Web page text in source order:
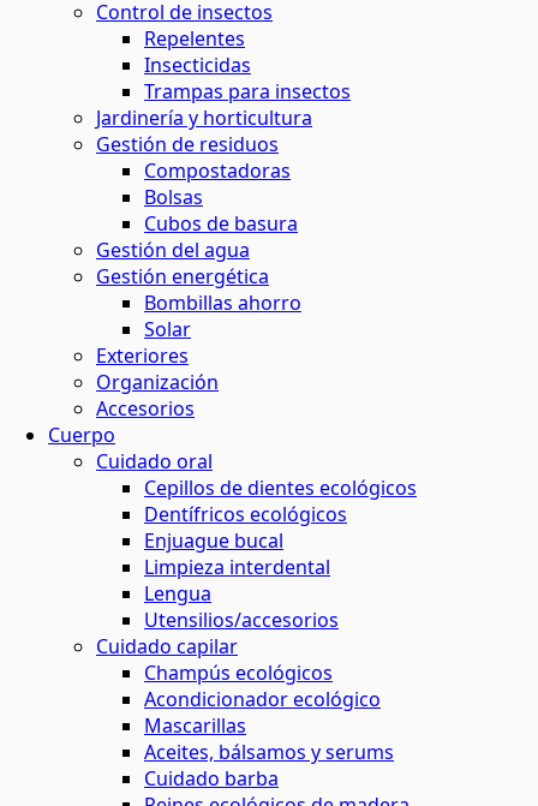
Control de insectos
Repelentes
Insecticidas
Trampas para insectos
Jardinería y horticultura
Gestión de residuos
Compostadoras
Bolsas
Cubos de basura
Gestión del agua
Gestión energética
Bombillas ahorro
Solar
Exteriores
Organización
Accesorios
Cuerpo
Cuidado oral
Cepillos de dientes ecológicos
Dentífricos ecológicos
Enjuague bucal
Limpieza interdental
Lengua
Utensilios/accesorios
Cuidado capilar
Champús ecológicos
Acondicionador ecológico
Mascarillas
Aceites, bálsamos y serums
Cuidado barba